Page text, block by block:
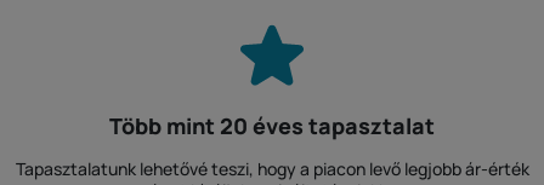
Több mint 20 éves tapasztalat
Tapasztalatunk lehetővé teszi, hogy a piacon levő legjobb ár-érték